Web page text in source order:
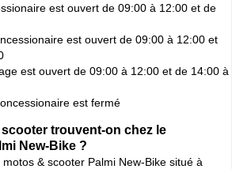
est ouvert de 09:00 à 12:00 et de
est ouvert de 09:00 à 12:00 et
est ouvert de 09:00 à 12:00 et de 14:00 à
est fermé
trouvent-on chez le
New-Bike ?
& scooter Palmi New-Bike situé à